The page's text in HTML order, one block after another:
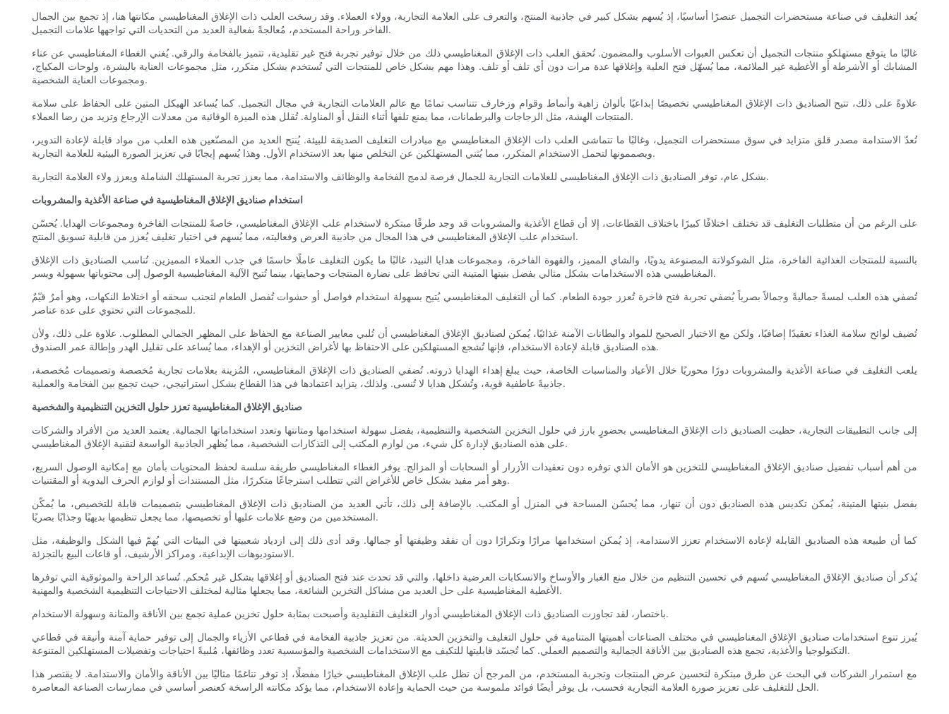
يُعد التغليف في صناعة مستحضرات التجميل عنصرًا أساسيًا، إذ يُسهم بشكل كبير في جاذبية المنتج، والتعرف على العلامة التجارية، وولاء العملاء. وقد رسخت العلب ذات الإغلاق المغناطيسي مكانتها هنا، إذ تجمع بين الجمال
الفاخر وراحة المستخدم، مُعالجةً بفعالية العديد من التحديات التي تواجهها علامات التجميل.
غالبًا ما يتوقع مستهلكو منتجات التجميل أن تعكس العبوات الأسلوب والمضمون. تُحقق العلب ذات الإغلاق المغناطيسي ذلك من خلال توفير تجربة فتح غير تقليدية، تتميز بالفخامة والرقي. يُغني الغطاء المغناطيسي عن عناء
المشابك أو الأشرطة أو الأغطية غير الملائمة، مما يُسهّل فتح العلبة وإغلاقها عدة مرات دون أي تلف أو تلف. وهذا مهم بشكل خاص للمنتجات التي تُستخدم بشكل متكرر، مثل مجموعات العناية بالبشرة، ولوحات المكياج،
ومجموعات العناية الشخصية.
علاوةً على ذلك، تتيح الصناديق ذات الإغلاق المغناطيسي تخصيصًا إبداعيًا بألوان زاهية وأنماط وقوام وزخارف تتناسب تمامًا مع عالم العلامات التجارية في مجال التجميل. كما يُساعد الهيكل المتين على الحفاظ على سلامة
المنتجات الهشة، مثل الزجاجات والبرطمانات، مما يمنع تلفها أثناء النقل أو المناولة. تُقلل هذه الميزة الوقائية من معدلات الإرجاع وتزيد من رضا العملاء.
تُعدّ الاستدامة مصدر قلق متزايد في سوق مستحضرات التجميل، وغالبًا ما تتماشى العلب ذات الإغلاق المغناطيسي مع مبادرات التغليف الصديقة للبيئة. يُنتج العديد من المصنّعين هذه العلب من مواد قابلة لإعادة التدوير،
ويصممونها لتحمل الاستخدام المتكرر، مما يُثني المستهلكين عن التخلص منها بعد الاستخدام الأول. وهذا يُسهم إيجابًا في تعزيز الصورة البيئية للعلامة التجارية.
بشكل عام، توفر الصناديق ذات الإغلاق المغناطيسي للعلامات التجارية للجمال فرصة لدمج الفخامة والوظائف والاستدامة، مما يعزز تجربة المستهلك الشاملة ويعزز ولاء العلامة التجارية.
استخدام صناديق الإغلاق المغناطيسية في صناعة الأغذية والمشروبات
على الرغم من أن متطلبات التغليف قد تختلف اختلافًا كبيرًا باختلاف القطاعات، إلا أن قطاع الأغذية والمشروبات قد وجد طرقًا مبتكرة لاستخدام علب الإغلاق المغناطيسي، خاصةً للمنتجات الفاخرة ومجموعات الهدايا. يُحسّن
استخدام علب الإغلاق المغناطيسي في هذا المجال من جاذبية العرض وفعاليته، مما يُسهم في اختيار تغليف يُعزز من قابلية تسويق المنتج.
بالنسبة للمنتجات الغذائية الفاخرة، مثل الشوكولاتة المصنوعة يدويًا، والشاي المميز، والقهوة الفاخرة، ومجموعات هدايا النبيذ، غالبًا ما يكون التغليف عاملًا حاسمًا في جذب العملاء المميزين. تُناسب الصناديق ذات الإغلاق
المغناطيسي هذه الاستخدامات بشكل مثالي بفضل بنيتها المتينة التي تحافظ على نضارة المنتجات وحمايتها، بينما تُتيح الآلية المغناطيسية الوصول إلى محتوياتها بسهولة ويسر.
تُضفي هذه العلب لمسةً جماليةً وجمالاً بصرياً يُضفي تجربة فتح فاخرة تُعزز جودة الطعام. كما أن التغليف المغناطيسي يُتيح بسهولة استخدام فواصل أو حشوات تُفصل الطعام لتجنب سحقه أو اختلاط النكهات، وهو أمرٌ قيّمٌ
للمجموعات التي تحتوي على عدة عناصر.
تُضيف لوائح سلامة الغذاء تعقيدًا إضافيًا، ولكن مع الاختيار الصحيح للمواد والبطانات الآمنة غذائيًا، يُمكن لصناديق الإغلاق المغناطيسي أن تُلبي معايير الصناعة مع الحفاظ على المظهر الجمالي المطلوب. علاوة على ذلك، ولأن
هذه الصناديق قابلة لإعادة الاستخدام، فإنها تُشجع المستهلكين على الاحتفاظ بها لأغراض التخزين أو الإهداء، مما يُساعد على تقليل الهدر وإطالة عمر الصندوق.
يلعب التغليف في صناعة الأغذية والمشروبات دورًا محوريًا خلال الأعياد والمناسبات الخاصة، حيث يبلغ إهداء الهدايا ذروته. تُضفي الصناديق ذات الإغلاق المغناطيسي، المُزينة بعلامات تجارية مُخصصة وتصميمات مُخصصة،
جاذبيةً عاطفية قوية، وتُشكل هدايا لا تُنسى. ولذلك، يتزايد اعتمادها في هذا القطاع بشكل استراتيجي، حيث تجمع بين الفخامة والعملية.
صناديق الإغلاق المغناطيسية تعزز حلول التخزين التنظيمية والشخصية
إلى جانب التطبيقات التجارية، حظيت الصناديق ذات الإغلاق المغناطيسي بحضورٍ بارز في حلول التخزين الشخصية والتنظيمية، بفضل سهولة استخدامها ومتانتها وتعدد استخداماتها الجمالية. يعتمد العديد من الأفراد والشركات
على هذه الصناديق لإدارة كل شيء، من لوازم المكتب إلى التذكارات الشخصية، مما يُظهر الجاذبية الواسعة لتقنية الإغلاق المغناطيسي.
من أهم أسباب تفضيل صناديق الإغلاق المغناطيسي للتخزين هو الأمان الذي توفره دون تعقيدات الأزرار أو السحابات أو المزالج. يوفر الغطاء المغناطيسي طريقة سلسة لحفظ المحتويات بأمان مع إمكانية الوصول السريع،
وهو أمر مفيد بشكل خاص للأغراض التي تتطلب استرجاعًا متكررًا، مثل المستندات أو لوازم الحرف اليدوية أو المقتنيات.
بفضل بنيتها المتينة، يُمكن تكديس هذه الصناديق دون أن تنهار، مما يُحسّن المساحة في المنزل أو المكتب. بالإضافة إلى ذلك، تأتي العديد من الصناديق ذات الإغلاق المغناطيسي بتصميمات قابلة للتخصيص، ما يُمكّن
المستخدمين من وضع علامات عليها أو تخصيصها، مما يجعل تنظيمها بديهيًا وجذابًا بصريًا.
كما أن طبيعة هذه الصناديق القابلة لإعادة الاستخدام تعزز الاستدامة، إذ يُمكن استخدامها مرارًا وتكرارًا دون أن تفقد وظيفتها أو جمالها. وقد أدى ذلك إلى ازدياد شعبيتها في البيئات التي يُهمّ فيها الشكل والوظيفة، مثل
الاستوديوهات الإبداعية، ومراكز الأرشيف، أو قاعات البيع بالتجزئة.
يُذكر أن صناديق الإغلاق المغناطيسي تُسهم في تحسين التنظيم من خلال منع الغبار والأوساخ والانسكابات العرضية داخلها، والتي قد تحدث عند فتح الصناديق أو إغلاقها بشكل غير مُحكم. تُساعد الراحة والموثوقية التي توفرها
الأغطية المغناطيسية على حل العديد من مشاكل التخزين الشائعة، مما يجعلها مثالية لمختلف الاحتياجات التنظيمية الشخصية والمهنية.
باختصار، لقد تجاوزت الصناديق ذات الإغلاق المغناطيسي أدوار التغليف التقليدية وأصبحت بمثابة حلول تخزين عملية تجمع بين الأناقة والمتانة وسهولة الاستخدام.
يُبرز تنوع استخدامات صناديق الإغلاق المغناطيسي في مختلف الصناعات أهميتها المتنامية في حلول التغليف والتخزين الحديثة. من تعزيز جاذبية الفخامة في قطاعي الأزياء والجمال إلى توفير حماية آمنة وأنيقة في قطاعي
التكنولوجيا والأغذية، تجمع هذه الصناديق بين الأناقة الجمالية والتصميم العملي. كما تُجسّد قابليتها للتكيف مع الاستخدامات الشخصية والمؤسسية تعدد وظائفها، مُلبيةً احتياجات وتفضيلات المستهلكين المتنوعة.
مع استمرار الشركات في البحث عن طرق مبتكرة لتحسين عرض المنتجات وتجربة المستخدم، من المرجح أن تظل علب الإغلاق المغناطيسي خيارًا مفضلًا، إذ توفر تناغمًا مثاليًا بين الأناقة والأمان والاستدامة. لا يقتصر هذا
الحل للتغليف على تعزيز صورة العلامة التجارية فحسب، بل يوفر أيضًا فوائد ملموسة من حيث الحماية وإعادة الاستخدام، مما يؤكد مكانته الراسخة كعنصر أساسي في ممارسات الصناعة المعاصرة.